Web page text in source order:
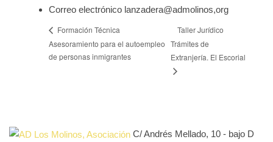
Correo electrónico lanzadera@admolinos,org
Formación Técnica
Asesoramiento para el autoempleo
de personas inmigrantes
Taller Jurídico
Trámites de
Extranjería. El Escorial
C/ Andrés Mellado, 10 - bajo D